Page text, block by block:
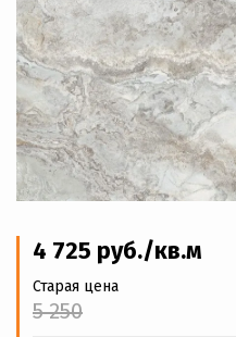
4 725 руб./кв.м
Старая цена
5 250